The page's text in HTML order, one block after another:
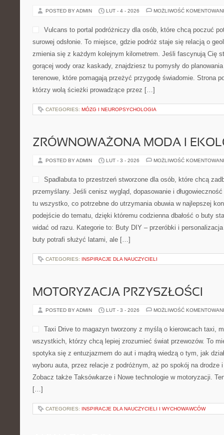
POSTED BY ADMIN LUT - 4 - 2026 MOŻLIWOŚĆ
Vulcans to portal podróżniczy dla osób, które chcą poczuć
surowej odsłonie. To miejsce, gdzie podróż staje się relacją o
zmienia się z każdym kolejnym kilometrem. Jeśli fascynują Cię
gorącej wody oraz kaskady, znajdziesz tu pomysły do
terenowe, które pomagają przeżyć przygodę świadomie. Strona
którzy wolą ścieżki prowadzące przez […]
CATEGORIES: MÓZG I NEUROPSYCHOLOGIA
ZRÓWNOWAŻONA MODA I
POSTED BY ADMIN LUT - 3 - 2026 MOŻLIWOŚĆ
Spadlabuta to przestrzeń stworzone dla osób, które chcą
przemyślany. Jeśli cenisz wygląd, dopasowanie i
tu wszystko, co potrzebne do utrzymania obuwia w najlepszej
podejście do tematu, dzięki któremu codzienna dbałość o buty
widać od razu. Kategorie to: Buty DIY – przeróbki i
buty potrafi służyć latami, ale […]
CATEGORIES: INSPIRACJE DLA NAUCZYCIELI
MOTORYZACJA PRZYSZŁOŚCI
POSTED BY ADMIN LUT - 3 - 2026 MOŻLIWOŚĆ
Taxi Drive to magazyn tworzony z myślą o kierowcach taxi,
wszystkich, którzy chcą lepiej zrozumieć świat przewozów. To
spotyka się z entuzjazmem do aut i mądrą wiedzą o tym, jak
wyboru auta, przez relacje z podróżnym, aż po spokój na drodze
Zobacz także Taksówkarze i Nowe technologie w motoryzacji.
[…]
CATEGORIES: INSPIRACJE DLA NAUCZYCIELI I WYCHOWAWCÓW